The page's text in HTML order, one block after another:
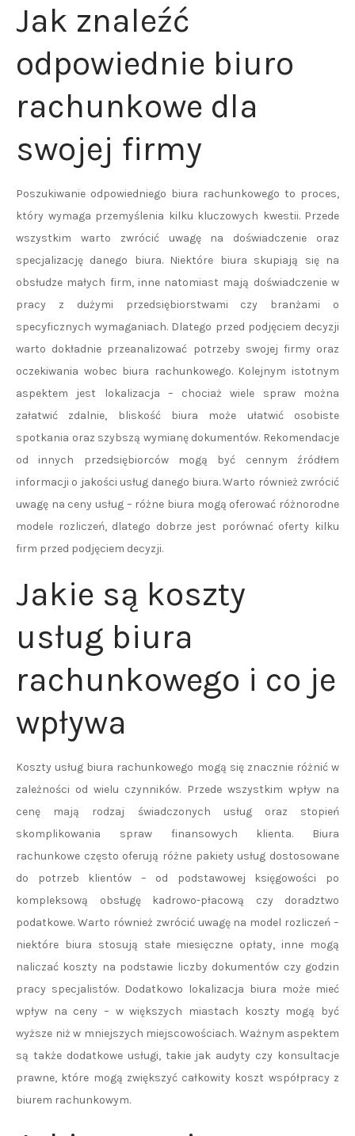
Jak znaleźć
odpowiednie biuro
rachunkowe dla
swojej firmy
Poszukiwanie odpowiedniego biura rachunkowego to proces,
który wymaga przemyślenia kilku kluczowych kwestii. Przede
wszystkim warto zwrócić uwagę na doświadczenie oraz
specjalizację danego biura. Niektóre biura skupiają się na
obsłudze małych firm, inne natomiast mają doświadczenie w
pracy z dużymi przedsiębiorstwami czy branżami o
specyficznych wymaganiach. Dlatego przed podjęciem decyzji
warto dokładnie przeanalizować potrzeby swojej firmy oraz
oczekiwania wobec biura rachunkowego. Kolejnym istotnym
aspektem jest lokalizacja – chociaż wiele spraw można
załatwić zdalnie, bliskość biura może ułatwić osobiste
spotkania oraz szybszą wymianę dokumentów. Rekomendacje
od innych przedsiębiorców mogą być cennym źródłem
informacji o jakości usług danego biura. Warto również zwrócić
uwagę na ceny usług – różne biura mogą oferować różnorodne
modele rozliczeń, dlatego dobrze jest porównać oferty kilku
firm przed podjęciem decyzji.
Jakie są koszty
usług biura
rachunkowego i co je
wpływa
Koszty usług biura rachunkowego mogą się znacznie różnić w
zależności od wielu czynników. Przede wszystkim wpływ na
cenę mają rodzaj świadczonych usług oraz stopień
skomplikowania spraw finansowych klienta. Biura
rachunkowe często oferują różne pakiety usług dostosowane
do potrzeb klientów – od podstawowej księgowości po
kompleksową obsługę kadrowo-płacową czy doradztwo
podatkowe. Warto również zwrócić uwagę na model rozliczeń –
niektóre biura stosują stałe miesięczne opłaty, inne mogą
naliczać koszty na podstawie liczby dokumentów czy godzin
pracy specjalistów. Dodatkowo lokalizacja biura może mieć
wpływ na ceny – w większych miastach koszty mogą być
wyższe niż w mniejszych miejscowościach. Ważnym aspektem
są także dodatkowe usługi, takie jak audyty czy konsultacje
prawne, które mogą zwiększyć całkowity koszt współpracy z
biurem rachunkowym.